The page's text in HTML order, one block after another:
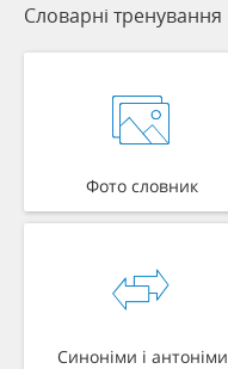
Словарні тренування
Фото словник
Синоніми і антоніми